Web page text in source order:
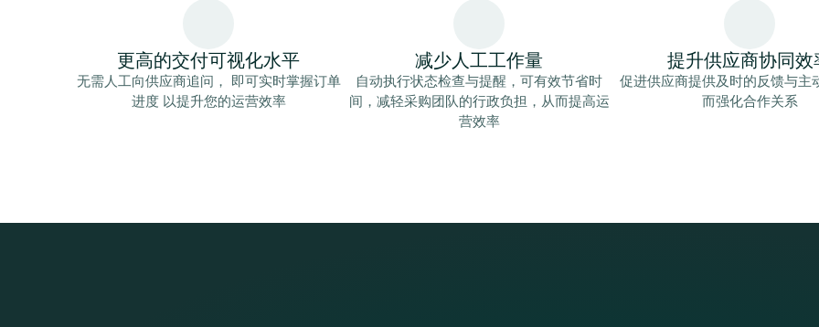
更高的交付可视化水平
无需人工向供应商追问， 即可实时掌握订单
进度 以提升您的运营效率
减少人工工作量
自动执行状态检查与提醒，可有效节省时
间，减轻采购团队的行政负担，从而提高运
营效率
提升供应商协同效
促进供应商提供及时的反馈与主
而强化合作关系